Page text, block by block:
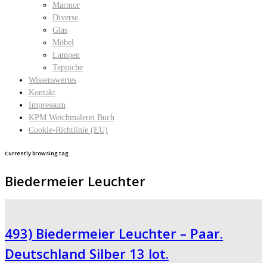
Marmor
Diverse
Glas
Möbel
Lampen
Teppiche
Wissenswertes
Kontakt
Impressum
KPM Weichmalerei Buch
Cookie-Richtlinie (EU)
Currently browsing tag
Biedermeier Leuchter
493) Biedermeier Leuchter – Paar.
Deutschland Silber 13 lot.